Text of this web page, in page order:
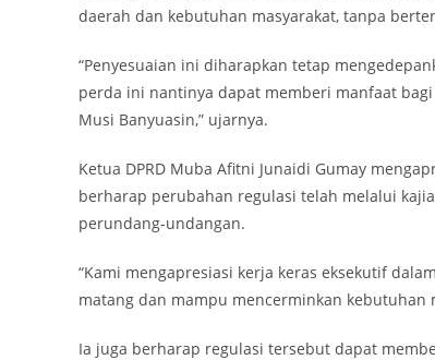
daerah dan kebutuhan masyarakat, tanpa
“Penyesuaian ini diharapkan tetap
perda ini nantinya dapat memberi manfaat
Musi Banyuasin,” ujarnya.
Ketua DPRD Muba Afitni Junaidi Gumay
berharap perubahan regulasi telah melalui
perundang-undangan.
“Kami mengapresiasi kerja keras eksekutif
matang dan mampu mencerminkan kebutuhan
Ia juga berharap regulasi tersebut dapat